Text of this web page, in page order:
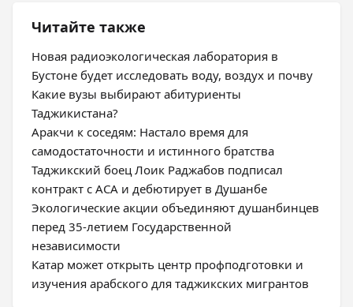
Читайте также
Новая радиоэкологическая лаборатория в
Бустоне будет исследовать воду, воздух и почву
Какие вузы выбирают абитуриенты
Таджикистана?
Аракчи к соседям: Настало время для
самодостаточности и истинного братства
Таджикский боец Лоик Раджабов подписал
контракт с ACA и дебютирует в Душанбе
Экологические акции объединяют душанбинцев
перед 35-летием Государственной
независимости
Катар может открыть центр профподготовки и
изучения арабского для таджикских мигрантов